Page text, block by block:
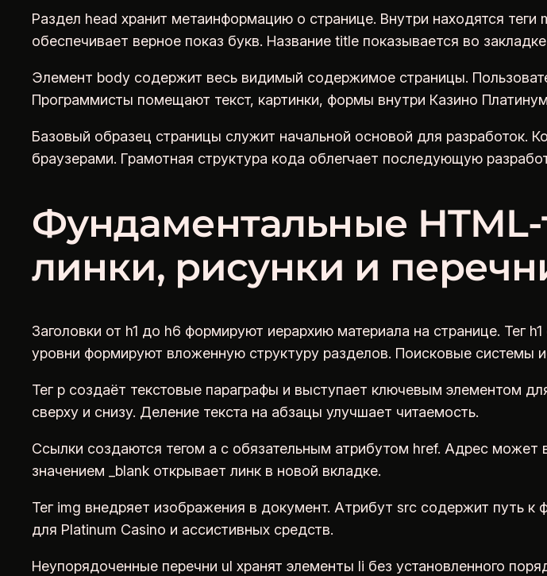
Раздел head хранит метаинформацию о странице. Внутри находятся
обеспечивает верное показ букв. Название title показывается во
Элемент body содержит весь видимый содержимое страницы.
Программисты помещают текст, картинки, формы внутри Казино
Базовый образец страницы служит начальной основой для разработок.
браузерами. Грамотная структура кода облегчает последующую
Фундаментальные
линки, рисунки и
Заголовки от h1 до h6 формируют иерархию материала на странице. Тег
уровни формируют вложенную структуру разделов. Поисковые системы
Тег p создаёт текстовые параграфы и выступает ключевым элементом
сверху и снизу. Деление текста на абзацы улучшает читаемость.
Ссылки создаются тегом a с обязательным атрибутом href. Адрес
значением _blank открывает линк в новой вкладке.
Тег img внедряет изображения в документ. Атрибут src содержит путь
для Platinum Casino и ассистивных средств.
Неупорядоченные перечни ul хранят элементы li без установленного